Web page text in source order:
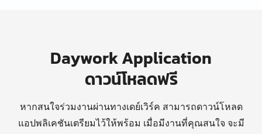
Daywork Application
ดาวน์โหลดฟรี
หากสนใจร่วมงานผ่านทางเดย์เวิร์ค สามารถดาวน์โหลด
แอปพลิเคชันเตรียมไว้ให้พร้อม เมื่อมีงานที่คุณสนใจ จะมี